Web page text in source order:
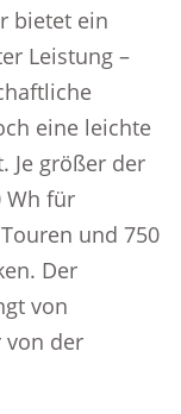
bietet ein
Leistung –
eine leichte
Je größer der
Wh für
und 750
Der
von
von der